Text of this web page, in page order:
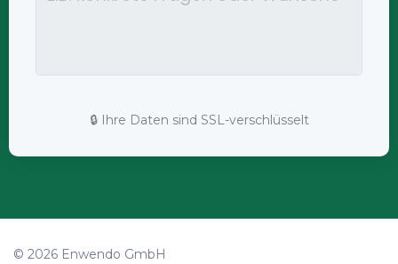
🔒 Ihre Daten sind SSL-verschlüsselt
© 2026 Enwendo GmbH